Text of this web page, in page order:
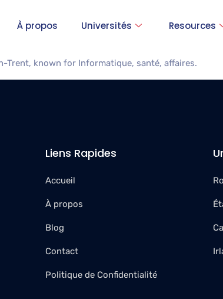
À propos Universités Resources
Trent, known for Informatique, santé, affaires.
Liens Rapides
Accueil
À propos
Blog
Contact
Politique de Confidentialité